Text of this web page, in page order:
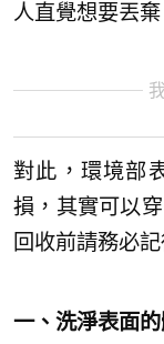
人直覺想要丟棄
對此，環境部
損，其實可以
回收前請務必
一、洗淨表面